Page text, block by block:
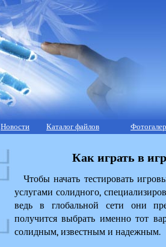
Новости Каталог файлов
Как играть в
Чтобы начать тестировать
услугами солидного,
ведь в глобальной сети они
получится выбрать именно тот
солидным, известным и надежным.